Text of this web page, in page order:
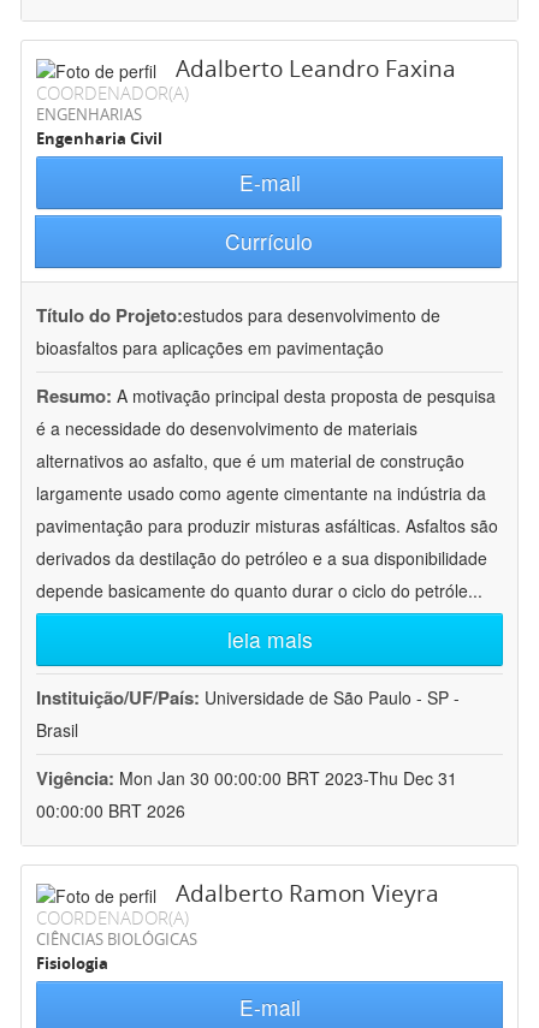
Adalberto Leandro Faxina
COORDENADOR(A)
ENGENHARIAS
Engenharia Civil
E-mail
Currículo
Título do Projeto:estudos para desenvolvimento de
bioasfaltos para aplicações em pavimentação
Resumo: A motivação principal desta proposta de pesquisa
é a necessidade do desenvolvimento de materiais
alternativos ao asfalto, que é um material de construção
largamente usado como agente cimentante na indústria da
pavimentação para produzir misturas asfálticas. Asfaltos são
derivados da destilação do petróleo e a sua disponibilidade
depende basicamente do quanto durar o ciclo do petróle...
leia mais
Instituição/UF/País: Universidade de São Paulo - SP -
Brasil
Vigência: Mon Jan 30 00:00:00 BRT 2023-Thu Dec 31
00:00:00 BRT 2026
Adalberto Ramon Vieyra
COORDENADOR(A)
CIÊNCIAS BIOLÓGICAS
Fisiologia
E-mail